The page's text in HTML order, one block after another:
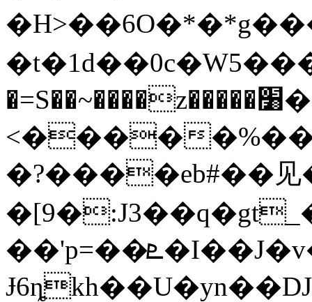
�=S��~����z�����׸���jF;O}
<����
�?����eb#��⻅
��'p=��ܧ�I��J�v� ԯ���n0�